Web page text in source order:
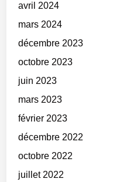
avril 2024
mars 2024
décembre 2023
octobre 2023
juin 2023
mars 2023
février 2023
décembre 2022
octobre 2022
juillet 2022